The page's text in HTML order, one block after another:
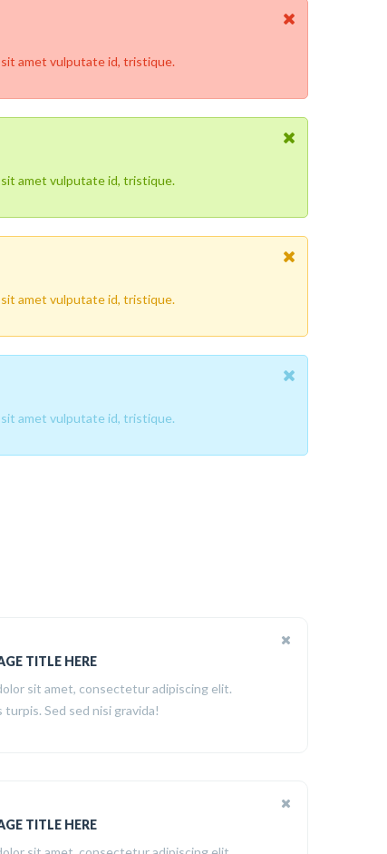
amet vulputate id, tristique.
amet vulputate id, tristique.
amet vulputate id, tristique.
amet vulputate id, tristique.
TITLE HERE
sit amet, consectetur adipiscing elit.
turpis. Sed sed nisi gravida!
TITLE HERE